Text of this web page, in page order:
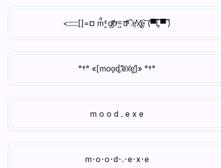
<:::::[]=¤ mͣ ̳ͮ̕ ǫ̸̩̳̂̏o̐ͬ ̫ͨ ̨ͨ d̅͂ͣ͡ .̀̇̀e͍̓̊̕x̢͍͉̔̎͡e̮͠ (▀̿̿Ĺ̯̿̿▀̿ ̿)
°†° «[moo̯͘d̨̩̜̈́.̐͠ex́̕e̻̠͗̕]» °†°
m o o d . e x e
m･o･o･d･.･e･x･e